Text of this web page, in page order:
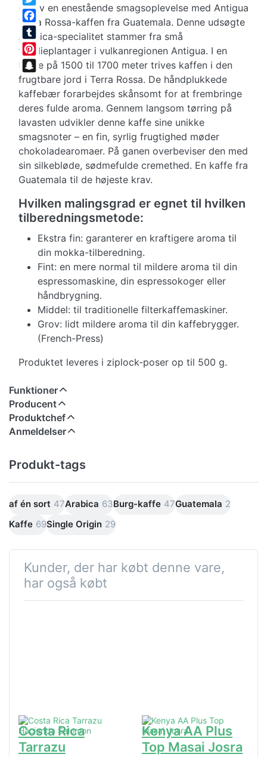
Twitter
Facebook
Tumblr
Pinterest
Snapchat
Oplev en enestående smagsoplevelse med Antigua
Terra Rossa-kaffen fra Guatemala. Denne udsøgte
Arabica-specialitet stammer fra små
familieplantager i vulkanregionen Antigua. I en
højde på 1500 til 1700 meter trives kaffen i den
frugtbare jord i Terra Rossa. De håndplukkede
kaffebær forarbejdes skånsomt for at frembringe
deres fulde aroma. Gennem langsom tørring på
lavasten udvikler denne kaffe sine unikke
smagsnoter – en fin, syrlig frugtighed møder
chokoladearomaer. På ganen overbeviser den med
sin silkebløde, sødmefulde cremethed. En kaffe fra
Guatemala til de højeste krav.
Hvilken malingsgrad er egnet til hvilken
tilberedningsmetode:
Ekstra fin: garanterer en kraftigere aroma til
din mokka-tilberedning.
Fint: en mere normal til mildere aroma til din
espressomaskine, din espressokoger eller
håndbrygning.
Middel: til traditionelle filterkaffemaskiner.
Grov: lidt mildere aroma til din kaffebrygger.
(French-Press)
Produktet leveres i ziplock-poser op til 500 g.
Funktioner
Producent
Produktchef
Anmeldelser
Produkt-tags
af én sort 47Arabica 63Burg-kaffe 47Guatemala 2
Kaffe 69Single Origin 29
Kunder, der har købt denne vare,
har også købt
Costa Rica
Tarrazu
Kenya AA Plus
Top Masai Josra